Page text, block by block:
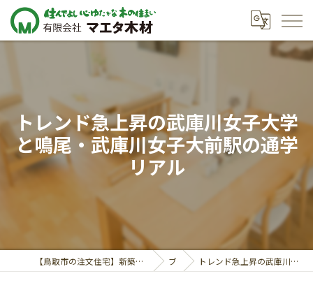
トレンド急上昇の武庫川女子大学
と鳴尾・武庫川女子大前駅の通学
リアル
【鳥取市の注文住宅】新築も対応の工務店｜価格相談受付中｜有限会社マエタ木材 ブログ トレンド急上昇の武庫川女子大学と鳴尾・武庫川女子大前駅の通学リアル